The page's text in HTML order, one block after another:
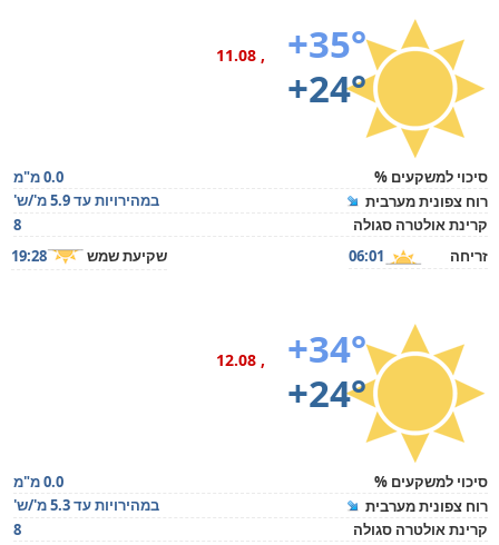
+35°
+24°
, 11.08
סיכוי למשקעים %
0.0 מ"מ
רוח צפונית מערבית
במהירויות עד 5.9 מ'/ש'
קרינת אולטרה סגולה
8
זריחה
06:01 שקיעת שמש 19:28
+34°
+24°
, 12.08
סיכוי למשקעים %
0.0 מ"מ
רוח צפונית מערבית
במהירויות עד 5.3 מ'/ש'
קרינת אולטרה סגולה
8